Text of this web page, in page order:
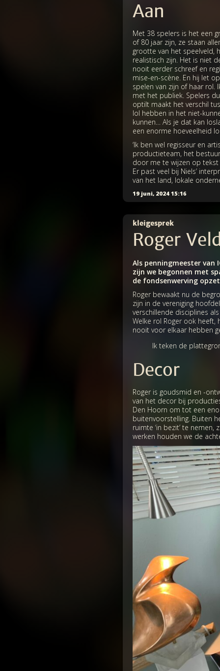
Aan
Met 38 spelers is het een
of 80 jaar zijn, ze staan
grootte van het speelveld,
realistisch zijn. Het is niet
nooit eerder schreef en
mise-en-scène. En hij let
spelen van zijn of haar
met het publiek. Spelers
optilt maakt het verschil
lol hebben in het niet-
kunnen… Als je dat kan
een enorme hoeveelheid
‘Ik ben wel regisseur en
productieteam, het
door me te wijzen op tekst
Er past veel bij Niels’
van het land, lokale
19 juni, 2024 15:16
kleigesprek
Roger
Als penningmeester van
zijn we begonnen met
de fondsenwerving
Roger bewaakt nu de
zijn in de vereniging
verschillende disciplines
Welke rol Roger ook heeft,
nooit voor elkaar hebben
Ik teken de
Decor
Roger is goudsmid en -
van het decor bij
Den Hoorn om tot een
buitenvoorstelling. Buiten
ruimte ‘in bezit’ te
werken houden we de